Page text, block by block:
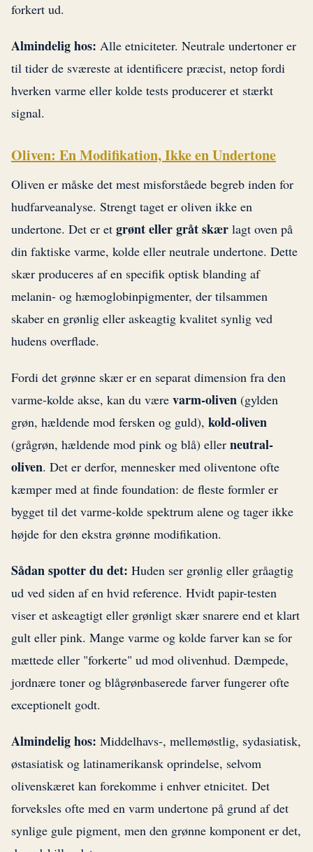
forkert ud.
Almindelig hos: Alle etniciteter. Neutrale undertoner er
til tider de sværeste at identificere præcist, netop fordi
hverken varme eller kolde tests producerer et stærkt
signal.
Oliven: En Modifikation, Ikke en Undertone
Oliven er måske det mest misforståede begreb inden for
hudfarveanalyse. Strengt taget er oliven ikke en
undertone. Det er et grønt eller gråt skær lagt oven på
din faktiske varme, kolde eller neutrale undertone. Dette
skær produceres af en specifik optisk blanding af
melanin- og hæmoglobinpigmenter, der tilsammen
skaber en grønlig eller askeagtig kvalitet synlig ved
hudens overflade.
Fordi det grønne skær er en separat dimension fra den
varme-kolde akse, kan du være varm-oliven (gylden
grøn, hældende mod fersken og guld), kold-oliven
(grågrøn, hældende mod pink og blå) eller neutral-
oliven. Det er derfor, mennesker med oliventone ofte
kæmper med at finde foundation: de fleste formler er
bygget til det varme-kolde spektrum alene og tager ikke
højde for den ekstra grønne modifikation.
Sådan spotter du det: Huden ser grønlig eller gråagtig
ud ved siden af en hvid reference. Hvidt papir-testen
viser et askeagtigt eller grønligt skær snarere end et klart
gult eller pink. Mange varme og kolde farver kan se for
mættede eller "forkerte" ud mod olivenhud. Dæmpede,
jordnære toner og blågrønbaserede farver fungerer ofte
exceptionelt godt.
Almindelig hos: Middelhavs-, mellemøstlig, sydasiatisk,
østasiatisk og latinamerikansk oprindelse, selvom
olivenskæret kan forekomme i enhver etnicitet. Det
forveksles ofte med en varm undertone på grund af det
synlige gule pigment, men den grønne komponent er det,